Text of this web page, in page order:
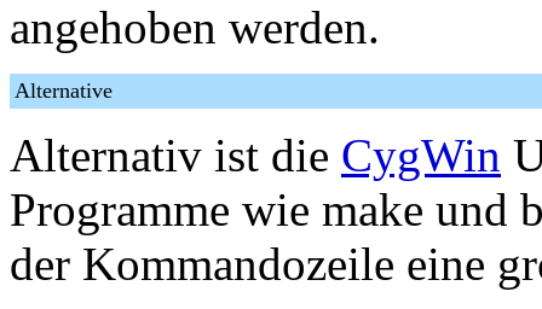
angehoben werden.
Alternative
Alternativ ist die CygWin
Programme wie make und
der Kommandozeile eine